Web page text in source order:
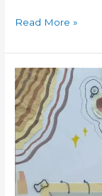
Read More »
FunFact:
Pembangunan
Gedung
Sate
1920
–
1924